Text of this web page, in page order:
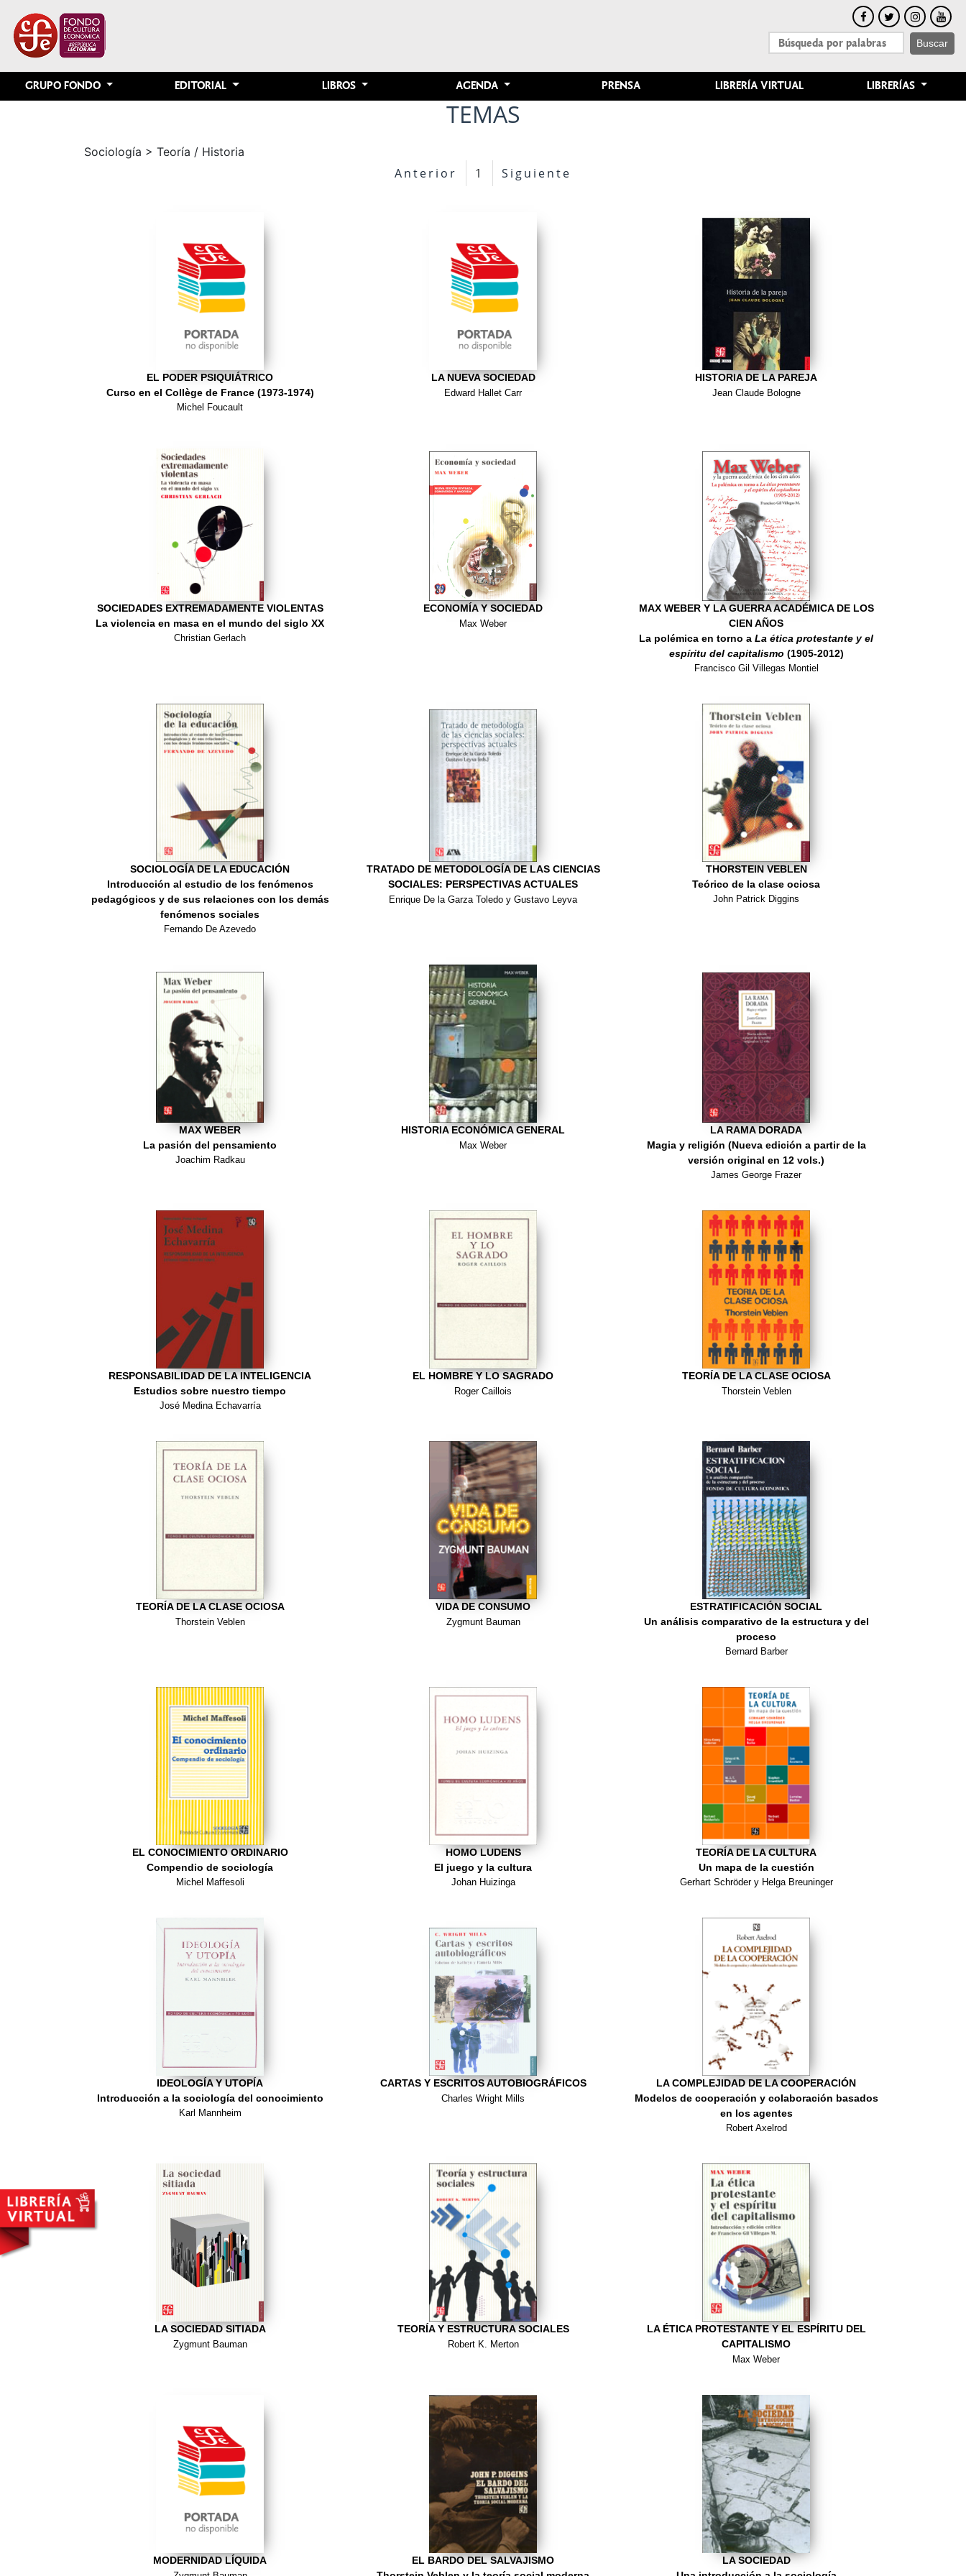
Buscar
GRUPO FONDO EDITORIAL LIBROS AGENDA PRENSA LIBRERÍA VIRTUAL LIBRERÍAS
TEMAS
Sociología > Teoría / Historia
Anterior 1 Siguiente
EL PODER PSIQUIÁTRICO
Curso en el Collège de France (1973-1974)
Michel Foucault
LA NUEVA SOCIEDAD
Edward Hallet Carr
HISTORIA DE LA PAREJA
Jean Claude Bologne
SOCIEDADES EXTREMADAMENTE VIOLENTAS
La violencia en masa en el mundo del siglo XX
Christian Gerlach
ECONOMÍA Y SOCIEDAD
Max Weber
MAX WEBER Y LA GUERRA ACADÉMICA DE LOS
CIEN AÑOS
La polémica en torno a La ética protestante y el
espíritu del capitalismo (1905-2012)
Francisco Gil Villegas Montiel
SOCIOLOGÍA DE LA EDUCACIÓN
Introducción al estudio de los fenómenos
pedagógicos y de sus relaciones con los demás
fenómenos sociales
Fernando De Azevedo
TRATADO DE METODOLOGÍA DE LAS CIENCIAS
SOCIALES: PERSPECTIVAS ACTUALES
Enrique De la Garza Toledo y Gustavo Leyva
THORSTEIN VEBLEN
Teórico de la clase ociosa
John Patrick Diggins
MAX WEBER
La pasión del pensamiento
Joachim Radkau
HISTORIA ECONÓMICA GENERAL
Max Weber
LA RAMA DORADA
Magia y religión (Nueva edición a partir de la
versión original en 12 vols.)
James George Frazer
RESPONSABILIDAD DE LA INTELIGENCIA
Estudios sobre nuestro tiempo
José Medina Echavarría
EL HOMBRE Y LO SAGRADO
Roger Caillois
TEORÍA DE LA CLASE OCIOSA
Thorstein Veblen
TEORÍA DE LA CLASE OCIOSA
Thorstein Veblen
VIDA DE CONSUMO
Zygmunt Bauman
ESTRATIFICACIÓN SOCIAL
Un análisis comparativo de la estructura y del
proceso
Bernard Barber
EL CONOCIMIENTO ORDINARIO
Compendio de sociología
Michel Maffesoli
HOMO LUDENS
El juego y la cultura
Johan Huizinga
TEORÍA DE LA CULTURA
Un mapa de la cuestión
Gerhart Schröder y Helga Breuninger
IDEOLOGÍA Y UTOPÍA
Introducción a la sociología del conocimiento
Karl Mannheim
CARTAS Y ESCRITOS AUTOBIOGRÁFICOS
Charles Wright Mills
LA COMPLEJIDAD DE LA COOPERACIÓN
Modelos de cooperación y colaboración basados
en los agentes
Robert Axelrod
LA SOCIEDAD SITIADA
Zygmunt Bauman
TEORÍA Y ESTRUCTURA SOCIALES
Robert K. Merton
LA ÉTICA PROTESTANTE Y EL ESPÍRITU DEL
CAPITALISMO
Max Weber
MODERNIDAD LÍQUIDA
EL BARDO DEL SALVAJISMO
LA SOCIEDAD